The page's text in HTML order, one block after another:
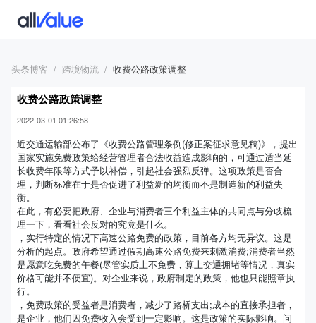
头条博客 跨境物流 收费公路政策调整
收费公路政策调整
2022-03-01 01:26:58
近交通运输部公布了《收费公路管理条例(修正案征求意见稿)》，提出
国家实施免费政策给经营管理者合法收益造成影响的，可通过适当延
长收费年限等方式予以补偿，引起社会强烈反弹。这项政策是否合
理，判断标准在于是否促进了利益新的均衡而不是制造新的利益失
衡。
在此，有必要把政府、企业与消费者三个利益主体的共同点与分歧梳
理一下，看看社会反对的究竟是什么。
，实行特定的情况下高速公路免费的政策，目前各方均无异议。这是
分析的起点。政府希望通过假期高速公路免费来刺激消费;消费者当然
是愿意吃免费的午餐(尽管实质上不免费，算上交通拥堵等情况，真实
价格可能并不便宜)。对企业来说，政府制定的政策，他也只能照章执
行。
，免费政策的受益者是消费者，减少了路桥支出;成本的直接承担者，
是企业，他们因免费收入会受到一定影响。这是政策的实际影响。问